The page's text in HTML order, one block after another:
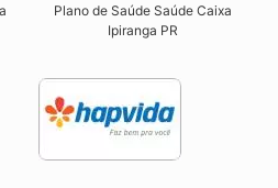
Plano de Saúde Saúde Caixa
Ipiranga PR​